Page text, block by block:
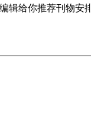
辑给你推荐刊物安